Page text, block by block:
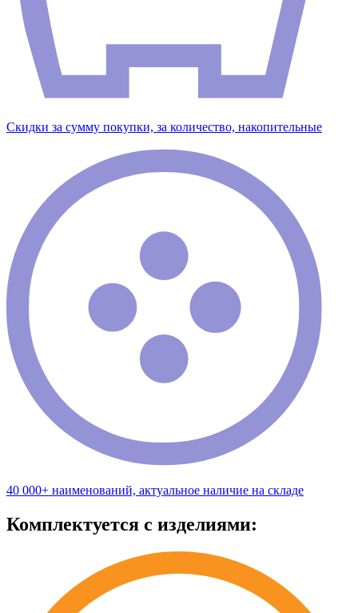
Скидки за сумму покупки, за количество, накопительные
40 000+ наименований, актуальное наличие на складе
Комплектуется с изделиями: